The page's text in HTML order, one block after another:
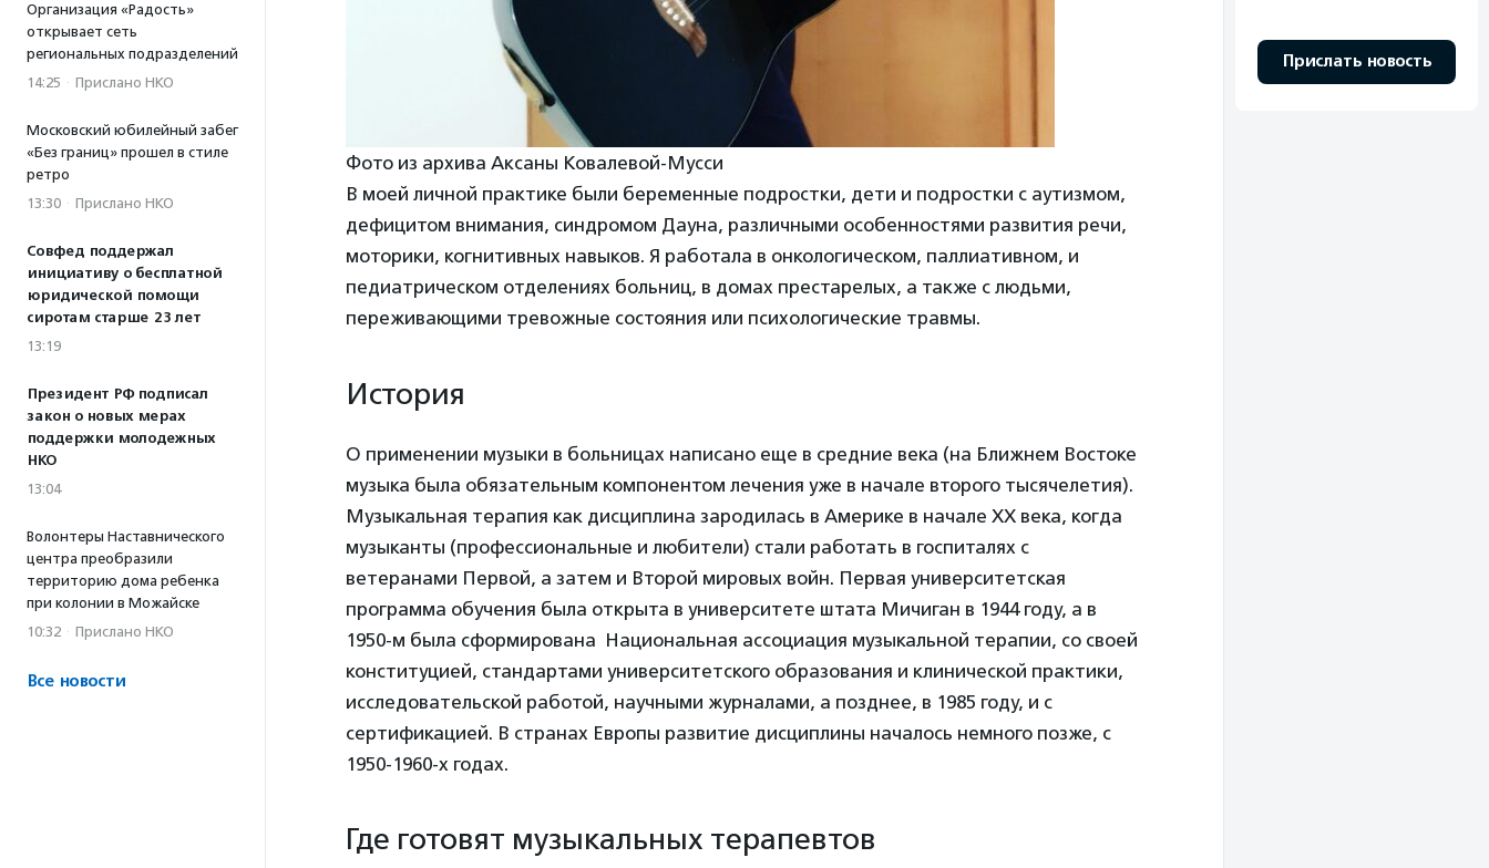
Организация «Радость»
открывает сеть
региональных подразделений
14:25 · Прислано НКО
Московский юбилейный забег
«Без границ» прошел в стиле
ретро
13:30 · Прислано НКО
Совфед поддержал
инициативу о бесплатной
юридической помощи
сиротам старше 23 лет
13:19
Президент РФ подписал
закон о новых мерах
поддержки молодежных
НКО
13:04
Волонтеры Наставнического
центра преобразили
территорию дома ребенка
при колонии в Можайске
10:32 · Прислано НКО
Все новости
Фото из архива Аксаны Ковалевой-Мусси
В моей личной практике были беременные подростки, дети и подростки с аутизмом,
дефицитом внимания, синдромом Дауна, различными особенностями развития речи,
моторики, когнитивных навыков. Я работала в онкологическом, паллиативном, и
педиатрическом отделениях больниц, в домах престарелых, а также с людьми,
переживающими тревожные состояния или психологические травмы.
История
О применении музыки в больницах написано еще в средние века (на Ближнем Востоке
музыка была обязательным компонентом лечения уже в начале второго тысячелетия).
Музыкальная терапия как дисциплина зародилась в Америке в начале ХХ века, когда
музыканты (профессиональные и любители) стали работать в госпиталях с
ветеранами Первой, а затем и Второй мировых войн. Первая университетская
программа обучения была открыта в университете штата Мичиган в 1944 году, а в
1950-м была сформирована Национальная ассоциация музыкальной терапии, со своей
конституцией, стандартами университетского образования и клинической практики,
исследовательской работой, научными журналами, а позднее, в 1985 году, и с
сертификацией. В странах Европы развитие дисциплины началось немного позже, с
1950-1960-х годах.
Где готовят музыкальных терапевтов
Прислать новость